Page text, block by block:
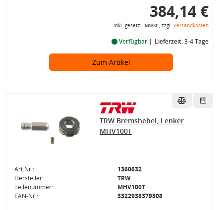
384,14 €
inkl. gesetzl. MwSt., zzgl. Versandkosten
Verfügbar Lieferzeit: 3-4 Tage
Zum Artikel
TRW Bremshebel, Lenker
MHV100T
Art.Nr.:
1360632
Hersteller:
TRW
Teilenummer:
MHV100T
EAN-Nr.:
3322938379308